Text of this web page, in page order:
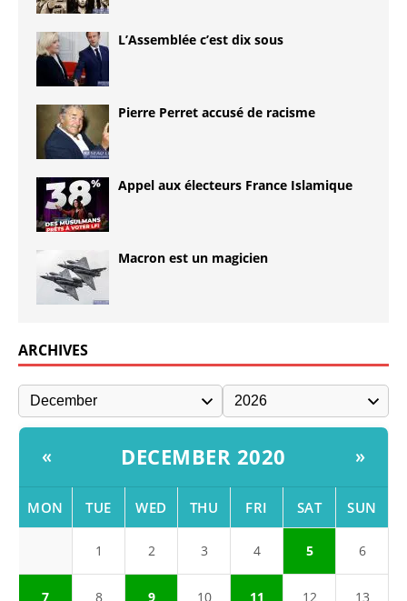
L’Assemblée c’est dix sous
Pierre Perret accusé de racisme
Appel aux électeurs France Islamique
Macron est un magicien
ARCHIVES
« DECEMBER 2020 »
MON TUE WED THU FRI SAT SUN
1 2 3 4 5 6
7 8 9 10 11 12 13